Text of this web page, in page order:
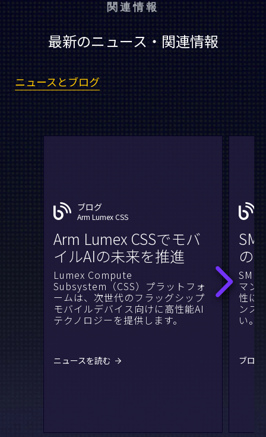
関連情報
最新のニュース・関連情報
ニュースとブログ
ブログ
Arm Lumex CSS
Arm Lumex CSSでモバ
イルAIの未来を推進
Lumex Compute
Subsystem（CSS）プラットフォ
ームは、次世代のフラッグシップ
モバイルデバイス向けに高性能AI
テクノロジーを提供します。
ニュースを読む
の
マン
性に
ンス
い。
ブロ